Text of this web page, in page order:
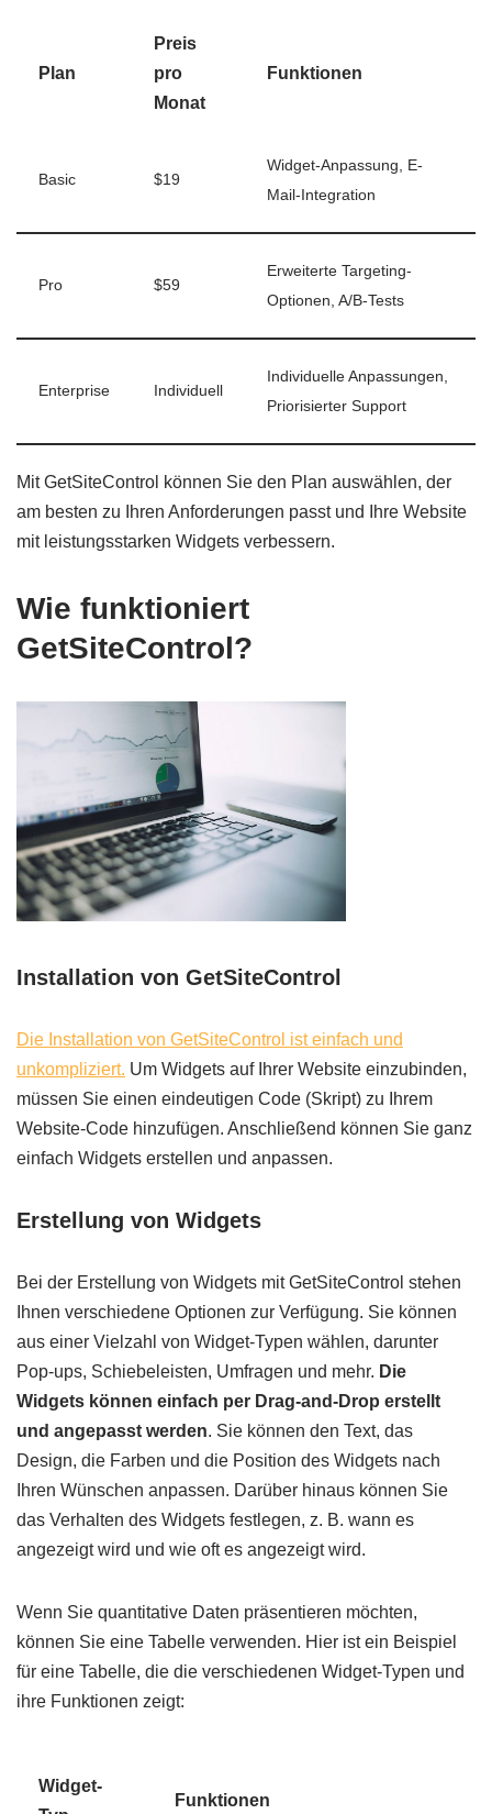
Plan
Preis
pro
Monat
Funktionen
Basic $19
Widget-Anpassung, E-
Mail-Integration
Pro $59
Erweiterte Targeting-
Optionen, A/B-Tests
Enterprise Individuell
Individuelle Anpassungen,
Priorisierter Support
Mit GetSiteControl können Sie den Plan auswählen, der
am besten zu Ihren Anforderungen passt und Ihre Website
mit leistungsstarken Widgets verbessern.
Wie funktioniert
GetSiteControl?
Installation von GetSiteControl
Die Installation von GetSiteControl ist einfach und
unkompliziert. Um Widgets auf Ihrer Website einzubinden,
müssen Sie einen eindeutigen Code (Skript) zu Ihrem
Website-Code hinzufügen. Anschließend können Sie ganz
einfach Widgets erstellen und anpassen.
Erstellung von Widgets
Bei der Erstellung von Widgets mit GetSiteControl stehen
Ihnen verschiedene Optionen zur Verfügung. Sie können
aus einer Vielzahl von Widget-Typen wählen, darunter
Pop-ups, Schiebeleisten, Umfragen und mehr. Die
Widgets können einfach per Drag-and-Drop erstellt
und angepasst werden. Sie können den Text, das
Design, die Farben und die Position des Widgets nach
Ihren Wünschen anpassen. Darüber hinaus können Sie
das Verhalten des Widgets festlegen, z. B. wann es
angezeigt wird und wie oft es angezeigt wird.
Wenn Sie quantitative Daten präsentieren möchten,
können Sie eine Tabelle verwenden. Hier ist ein Beispiel
für eine Tabelle, die die verschiedenen Widget-Typen und
ihre Funktionen zeigt:
Widget-
Funktionen